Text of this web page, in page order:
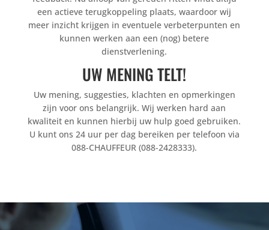
een actieve terugkoppeling plaats, waardoor wij
meer inzicht krijgen in eventuele verbeterpunten en
kunnen werken aan een (nog) betere
dienstverlening.
UW MENING TELT!
Uw mening, suggesties, klachten en opmerkingen
zijn voor ons belangrijk. Wij werken hard aan
kwaliteit en kunnen hierbij uw hulp goed gebruiken.
U kunt ons 24 uur per dag bereiken per telefoon via
088-CHAUFFEUR (088-2428333).